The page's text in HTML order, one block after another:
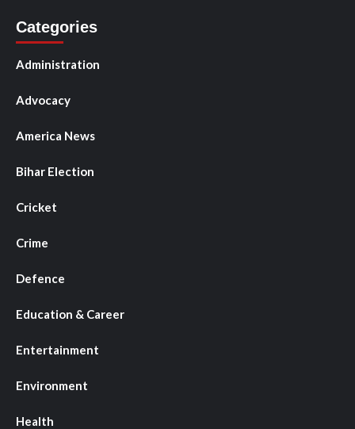
Categories
Administration
Advocacy
America News
Bihar Election
Cricket
Crime
Defence
Education & Career
Entertainment
Environment
Health